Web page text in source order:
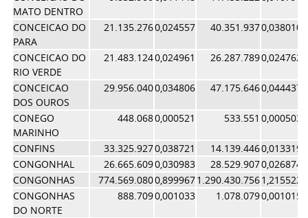
MATO DENTRO
CONCEICAO DO
PARA
21.135.2760,024557 40.351.9370,038010
CONCEICAO DO
RIO VERDE
21.483.1240,024961 26.287.7890,024762
CONCEICAO
DOS OUROS
29.956.0400,034806 47.175.6460,044437
CONEGO
MARINHO
448.0680,000521 533.551 0,000503
CONFINS 33.325.9270,038721 14.139.4460,013319
CONGONHAL
26.665.6090,030983 28.529.9070,026874
CONGONHAS
774.569.0800,8999671.290.430.7561,215522
CONGONHAS
DO NORTE
888.7090,001033 1.078.0790,001015